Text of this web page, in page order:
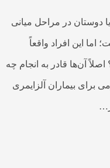
دوستان در مراحل میانی
اما این افراد واقعاً
آن‌ها قادر به انجام چه
برای بیماران آلزایمری